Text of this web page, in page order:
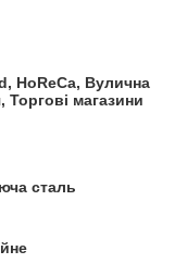
HoReCa, Вулична
Торгові магазини
сталь